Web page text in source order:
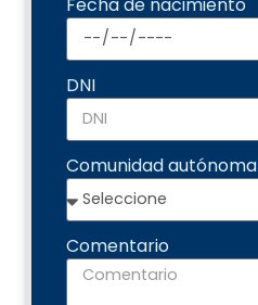
DNI
Comunidad autónoma
Comentario